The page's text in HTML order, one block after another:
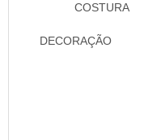
COSTURA
DECORAÇÃO